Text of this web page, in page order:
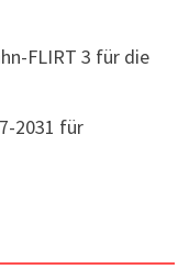
FLIRT 3 für die
2031 für